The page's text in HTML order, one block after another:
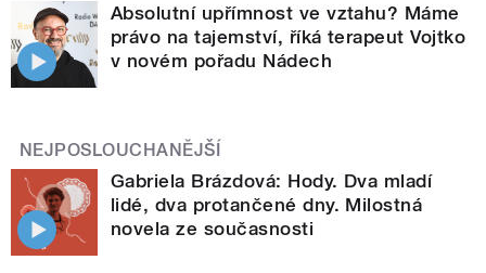
Absolutní upřímnost ve vztahu? Máme
právo na tajemství, říká terapeut Vojtko
v novém pořadu Nádech
NEJPOSLOUCHANĚJŠÍ
Gabriela Brázdová: Hody. Dva mladí
lidé, dva protančené dny. Milostná
novela ze současnosti